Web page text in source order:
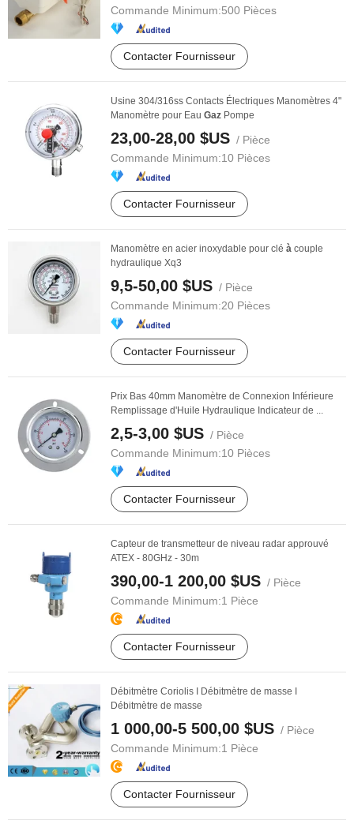
Commande Minimum:500 Pièces
Contacter Fournisseur
Usine 304/316ss Contacts Électriques Manomètres 4"
Manomètre pour Eau Gaz Pompe
23,00-28,00 $US / Pièce
Commande Minimum:10 Pièces
Contacter Fournisseur
Manomètre en acier inoxydable pour clé à couple
hydraulique Xq3
9,5-50,00 $US / Pièce
Commande Minimum:20 Pièces
Contacter Fournisseur
Prix Bas 40mm Manomètre de Connexion Inférieure
Remplissage d'Huile Hydraulique Indicateur de ...
2,5-3,00 $US / Pièce
Commande Minimum:10 Pièces
Contacter Fournisseur
Capteur de transmetteur de niveau radar approuvé
ATEX - 80GHz - 30m
390,00-1 200,00 $US / Pièce
Commande Minimum:1 Pièce
Contacter Fournisseur
Débitmètre Coriolis I Débitmètre de masse I
Débitmètre de masse
1 000,00-5 500,00 $US / Pièce
Commande Minimum:1 Pièce
Contacter Fournisseur